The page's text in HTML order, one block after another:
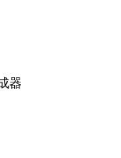
器